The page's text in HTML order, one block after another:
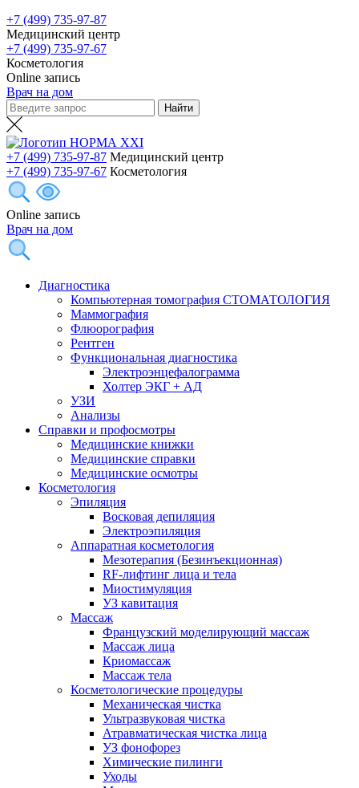
+7 (499) 735-97-87
Медицинский центр
+7 (499) 735-97-67
Косметология
Online запись
Врач на дом
+7 (499) 735-97-87 Медицинский центр
+7 (499) 735-97-67 Косметология
Online запись
Врач на дом
Диагностика
Компьютерная томография СТОМАТОЛОГИЯ
Маммография
Флюорография
Рентген
Функциональная диагностика
Электроэнцефалограмма
Холтер ЭКГ + АД
УЗИ
Анализы
Справки и профосмотры
Медицинские книжки
Медицинские справки
Медицинские осмотры
Косметология
Эпиляция
Восковая депиляция
Электроэпиляция
Аппаратная косметология
Мезотерапия (Безинъекционная)
RF-лифтинг лица и тела
Миостимуляция
УЗ кавитация
Массаж
Французский моделирующий массаж
Массаж лица
Криомассаж
Массаж тела
Косметологические процедуры
Механическая чистка
Ультразвуковая чистка
Атравматическая чистка лица
УЗ фонофорез
Химические пилинги
Уходы